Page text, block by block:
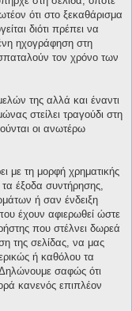
ότι στο ξεκαθάρισμα
διότι πρέπει να
ηχογράφηση στη
τον χρόνο των
της αλλά και έναντι
στείλει τραγούδι στη
οι ανωτέρω
με τη μορφή χρηματικής
έξοδα συντήρησης,
ή σαν ένδειξη
έχουν αφιερωθεί ώστε
που στέλνει δωρεά
της σελίδας, να μας
ή καθόλου τα
Δηλώνουμε σαφώς ότι
κανενός επιπλέον